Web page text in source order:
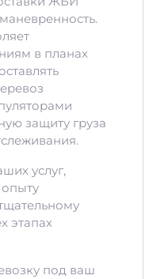
в планах
защиту груза
услуг,
этапах
под ваш